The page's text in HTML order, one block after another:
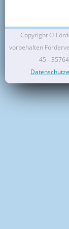
Mitglied werden
Copyright ©
vorbehalten
45 -